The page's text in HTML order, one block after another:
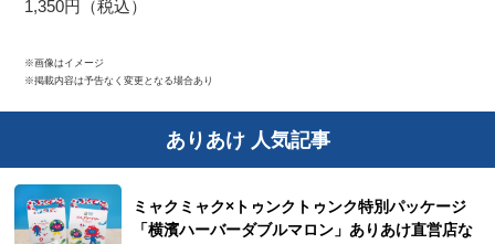
1,350円（税込）
※画像はイメージ
※掲載内容は予告なく変更となる場合あり
ありあけ 人気記事
ミャクミャク×トゥンクトゥンク特別パッケージ
「横濱ハーバーダブルマロン」ありあけ直営店な